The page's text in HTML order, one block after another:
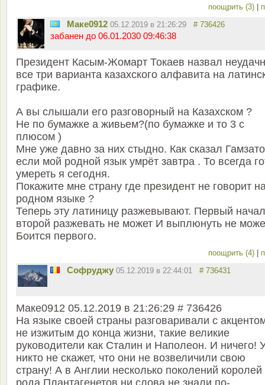
поощрить (3) |
Маке0912 05.12.2019 в 21:26:29 # 736426
забанен до 06.01.2030 09:46:38
Президент Касым-Жомарт Токаев назвал
все три варианта казахского алфавита на
графике.
А вы слышали его разговорный на Казахском ?
Не по бумажке а живьем?(по бумажке и то 3 с
плюсом )
Мне уже давно за них стыдно. Как сказал
если мой родной язык умрёт завтра . То всегда
умереть я сегодня.
Покажите мне страну где президент не говорит
родном языке ?
Теперь эту латиницу разжевывают. Первый
второй разжевать не может И выплюнуть не
Боится первого.
поощрить (4) |
Софруджу 05.12.2019 в 22:44:01 # 736431
Маке0912 05.12.2019 в 21:26:29 # 736426
На языке своей страны разговаривали с
не изжитым до конца жизни, такие великие
руководители как Сталин и Наполеон. И ничего!
никто не скажет, что они не возвеличили свою
страну! А в Англии несколько поколений королей
рода Плантагенетов ни слова не знали по-